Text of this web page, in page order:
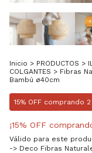
Inicio > PRODUCTOS >
COLGANTES > Fibras
Bambú ø40cm
15% OFF comprando
¡15% OFF
Válido para este
-> Deco Fibras